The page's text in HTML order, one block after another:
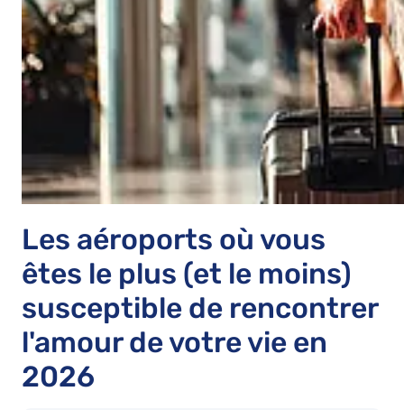
Les aéroports où vous
êtes le plus (et le moins)
susceptible de rencontrer
l'amour de votre vie en
2026